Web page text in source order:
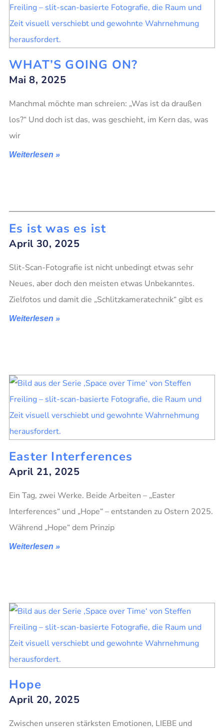
WHAT’S GOING ON?
Mai 8, 2025
Manchmal möchte man schreien: „Was ist da draußen
los?“ Und doch ist das, was geschieht, im Kern das, was
wir
Weiterlesen »
Es ist was es ist
April 30, 2025
Slit-Scan-Fotografie ist nicht unbedingt etwas sehr
Neues, aber doch den meisten etwas Unbekanntes.
Zielfotos und damit die „Schlitzkameratechnik“ gibt es
Weiterlesen »
Easter Interferences
April 21, 2025
Ein Tag, zwei Werke. Beide Arbeiten – „Easter
Interferences“ und „Hope“ – entstanden zu Ostern 2025.
Während „Hope“ dem Prinzip
Weiterlesen »
Hope
April 20, 2025
Zwischen unseren stärksten Emotionen, LIEBE und